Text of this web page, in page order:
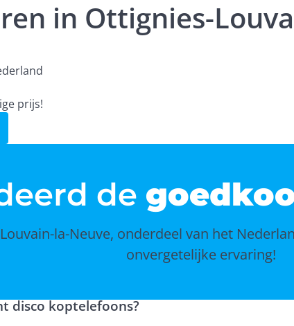
in Ottignies-
prijs!
de
la-Neuve, onderdeel van het
onvergetelijke ervaring!
disco koptelefoons?